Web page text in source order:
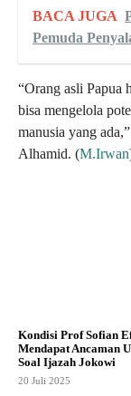
BACA JUGA
Pemuda
“Orang asli Papua
bisa mengelola
manusia yang
Alhamid. (M.Irwan
Kondisi Prof Sofian
Mendapat Ancaman
Soal Ijazah Jokowi
20 Juli 2025